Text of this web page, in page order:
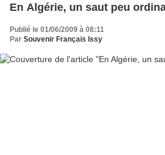
En Algérie, un saut peu
Publié le 01/06/2009 à 08:11
Par Souvenir Français Issy